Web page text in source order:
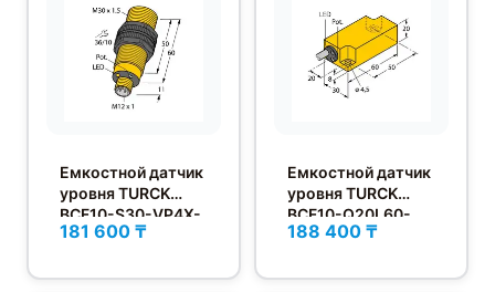
Емкостной датчик
уровня TURCK
BCF10-S30-VP4X-
H1141
181 600 ₸
Емкостной датчик
уровня TURCK
BCF10-Q20L60-
AP4X
188 400 ₸